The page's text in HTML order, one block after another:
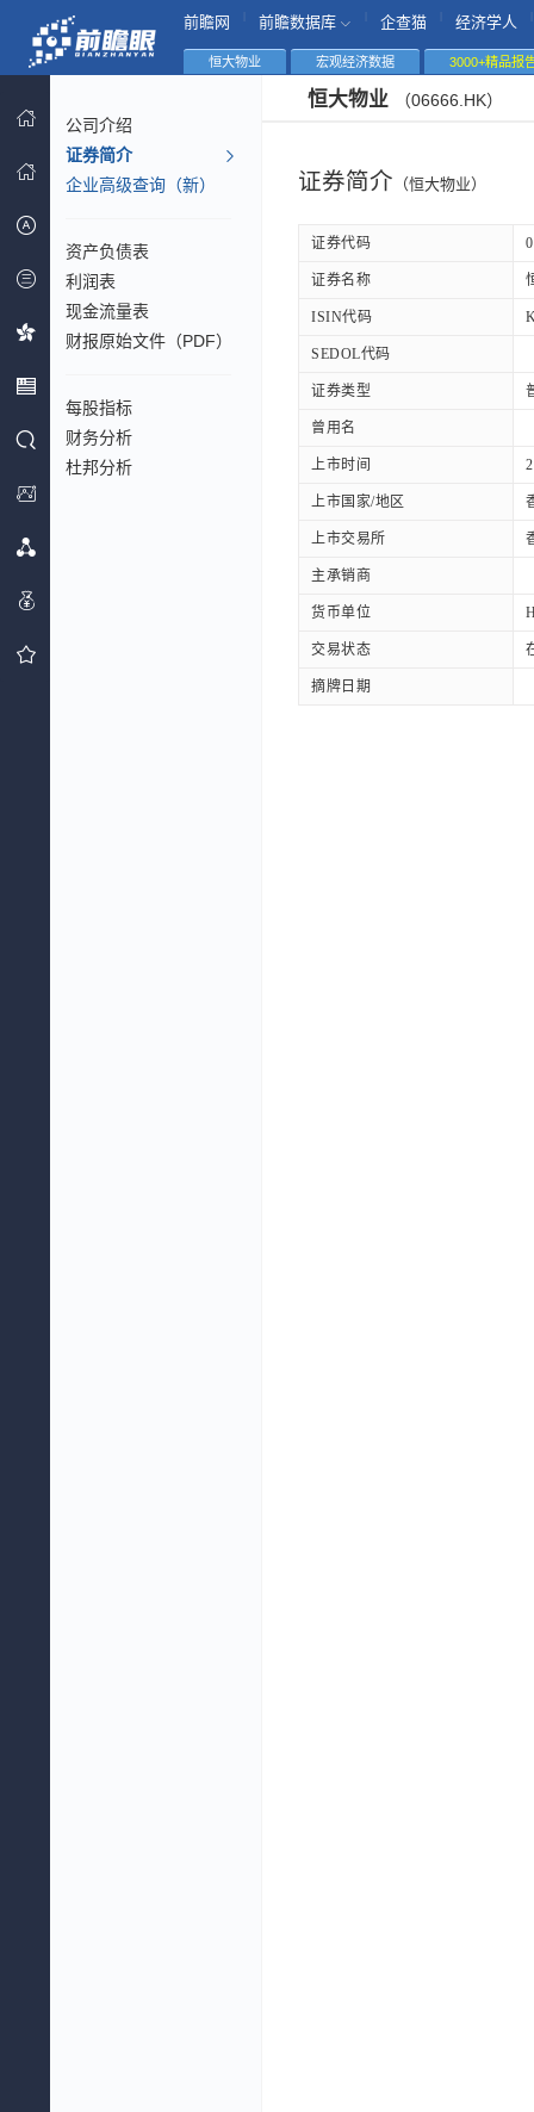
前瞻网 前瞻数据库 企查猫 经济学人
恒大物业 宏观经济数据 3000+精品报
公司介绍
证券简介
企业高级查询（新）
资产负债表
利润表
现金流量表
财报原始文件（PDF）
每股指标
财务分析
杜邦分析
恒大物业 （06666.HK）
证券简介 （恒大物业）
证券代码
证券名称
ISIN代码
SEDOL代码
证券类型
曾用名
上市时间
上市国家/地区
上市交易所
主承销商
货币单位
交易状态
摘牌日期